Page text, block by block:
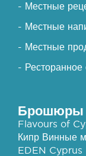
- Местные
- Местные
- Местные
- Ресторанное
Flavours of
Кипр Винные
EDEN Cyprus